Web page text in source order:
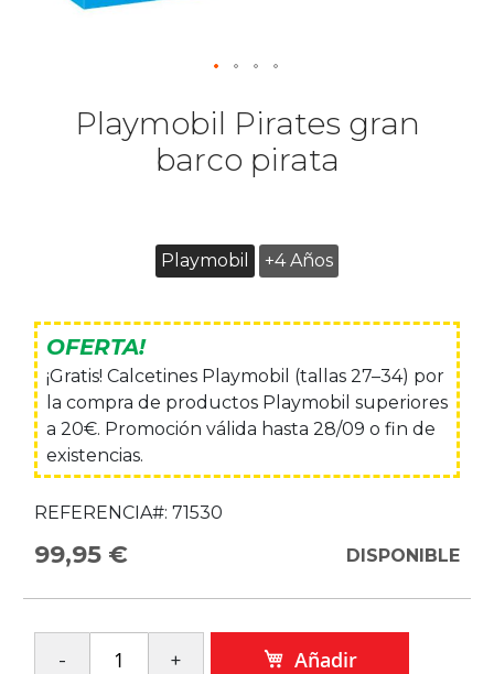
Playmobil Pirates gran
barco pirata
Playmobil +4 Años
OFERTA!
¡Gratis! Calcetines Playmobil (tallas 27–34) por
la compra de productos Playmobil superiores
a 20€. Promoción válida hasta 28/09 o fin de
existencias.
REFERENCIA#: 71530
99,95 € DISPONIBLE
Añadir